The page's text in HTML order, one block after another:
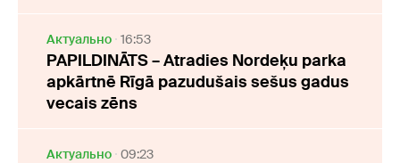
Актуально 16:53
PAPILDINĀTS – Atradies Nordeķu parka
apkārtnē Rīgā pazudušais sešus gadus
vecais zēns
Актуально 09:23